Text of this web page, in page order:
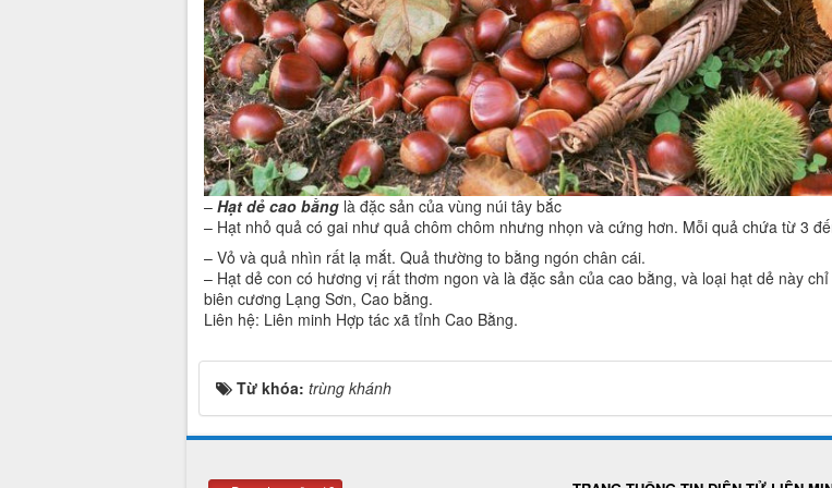
– Hạt dẻ cao bằng là đặc sản của vùng núi tây bắc
– Hạt nhỏ quả có gai như quả chôm chôm nhưng nhọn và cứng hơn. Mỗi quả chứa từ 3
– Vỏ và quả nhìn rất lạ mắt. Quả thường to bằng ngón chân cái.
– Hạt dẻ con có hương vị rất thơm ngon và là đặc sản của cao bằng, và loại hạt dẻ này
biên cương Lạng Sơn, Cao bằng.
Liên hệ: Liên minh Hợp tác xã tỉnh Cao Bằng.
Từ khóa: trùng khánh